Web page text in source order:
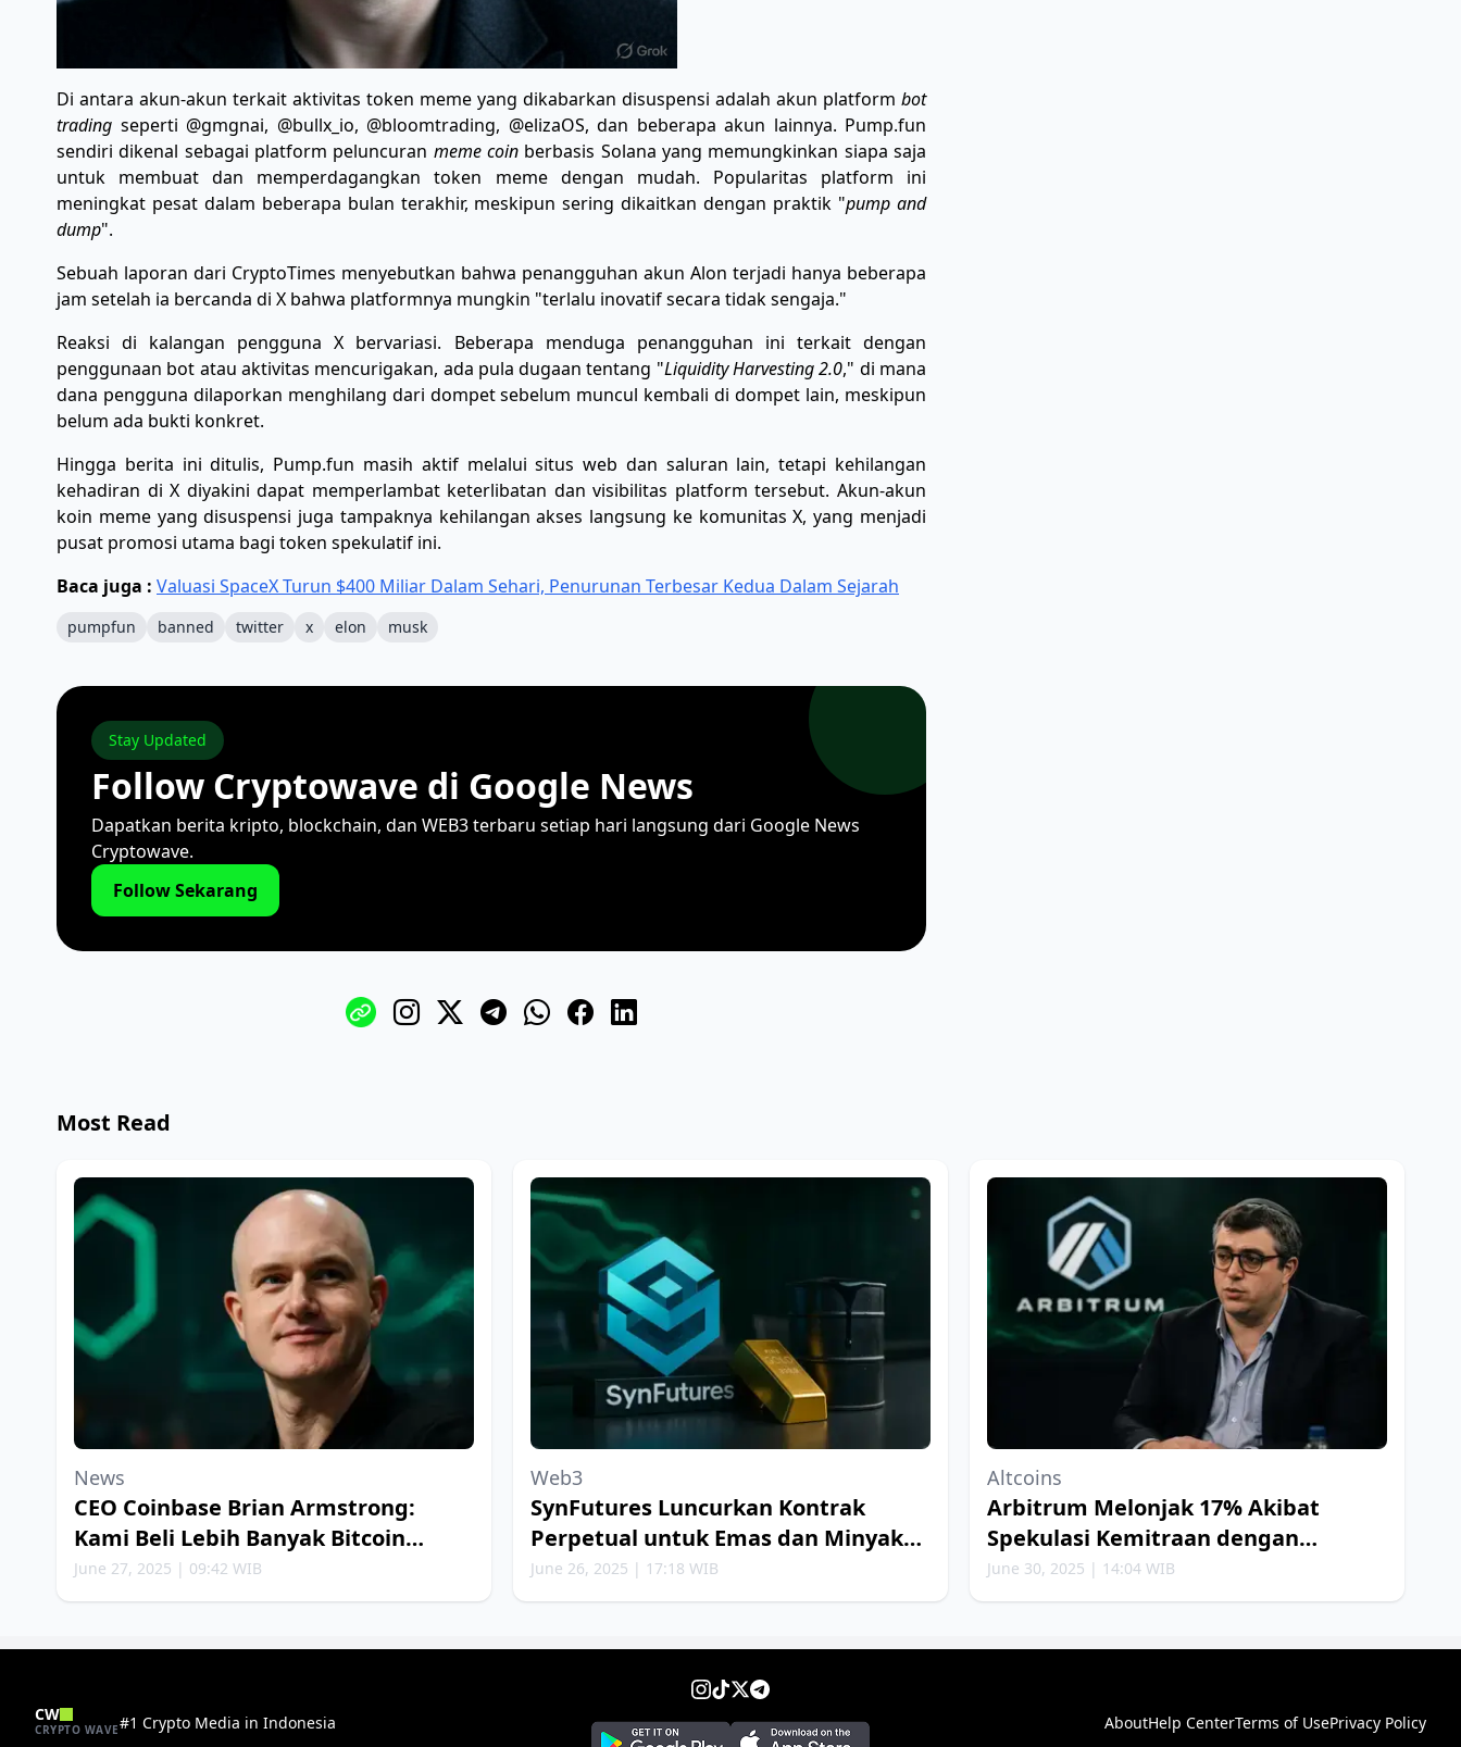
Di antara akun-akun terkait aktivitas token meme yang dikabarkan disuspensi adalah akun platform bot
trading seperti @gmgnai, @bullx_io, @bloomtrading, @elizaOS, dan beberapa akun lainnya. Pump.fun
sendiri dikenal sebagai platform peluncuran meme coin berbasis Solana yang memungkinkan siapa saja
untuk membuat dan memperdagangkan token meme dengan mudah. Popularitas platform ini
meningkat pesat dalam beberapa bulan terakhir, meskipun sering dikaitkan dengan praktik "pump and
dump".
Sebuah laporan dari CryptoTimes menyebutkan bahwa penangguhan akun Alon terjadi hanya beberapa
jam setelah ia bercanda di X bahwa platformnya mungkin "terlalu inovatif secara tidak sengaja."
Reaksi di kalangan pengguna X bervariasi. Beberapa menduga penangguhan ini terkait dengan
penggunaan bot atau aktivitas mencurigakan, ada pula dugaan tentang "Liquidity Harvesting 2.0," di mana
dana pengguna dilaporkan menghilang dari dompet sebelum muncul kembali di dompet lain, meskipun
belum ada bukti konkret.
Hingga berita ini ditulis, Pump.fun masih aktif melalui situs web dan saluran lain, tetapi kehilangan
kehadiran di X diyakini dapat memperlambat keterlibatan dan visibilitas platform tersebut. Akun-akun
koin meme yang disuspensi juga tampaknya kehilangan akses langsung ke komunitas X, yang menjadi
pusat promosi utama bagi token spekulatif ini.
Baca juga : Valuasi SpaceX Turun $400 Miliar Dalam Sehari, Penurunan Terbesar Kedua Dalam Sejarah
pumpfun banned twitter x elon musk
Stay Updated
Follow Cryptowave di Google News
Dapatkan berita kripto, blockchain, dan WEB3 terbaru setiap hari langsung dari Google News
Cryptowave.
Follow Sekarang
Most Read
News
CEO Coinbase Brian Armstrong:
Kami Beli Lebih Banyak Bitcoin
Setiap Minggu
June 27, 2025 | 09:42 WIB
Web3
SynFutures Luncurkan Kontrak
Perpetual untuk Emas dan Minyak
Bumi
June 26, 2025 | 17:18 WIB
Altcoins
Arbitrum Melonjak 17% Akibat
Spekulasi Kemitraan dengan
Robinhood
June 30, 2025 | 14:04 WIB
CW
CRYPTO WAVE#1 Crypto Media in Indonesia AboutHelp CenterTerms of UsePrivacy Policy